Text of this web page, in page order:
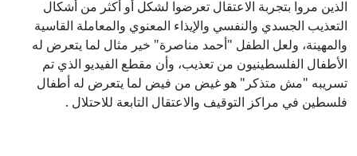
الذين مروا بتجربة الاعتقال تعرضوا لشكل أو أكثر من أشكال
التعذيب الجسدي والنفسي والإيذاء المعنوي والمعاملة القاسية
والمهينة، ولعل الطفل "أحمد مناصرة" خير مثال لما يتعرض له
الأطفال الفلسطينيون من تعذيب، وأن مقطع الفيديو الذي تم
تسريبه "مش متذكر" هو غيض من فيض لما يتعرض له أطفال
فلسطين في مراكز التوقيف والاعتقال التابعة للاحتلال .